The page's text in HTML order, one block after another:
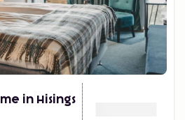
in Hisings